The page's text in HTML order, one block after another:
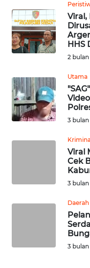
Viral,
HHS
2
Utama
3
Viral
Cek
3
Daerah
3
WN
TAPANULI
SELATAN
LESUNG
WN
KARO
WN
LABUHANBATU